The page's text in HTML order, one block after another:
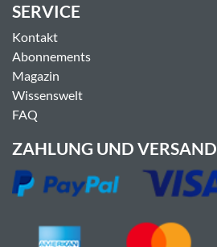
SERVICE
Kontakt
Abonnements
Magazin
Wissenswelt
FAQ
ZAHLUNG UND VERSAND